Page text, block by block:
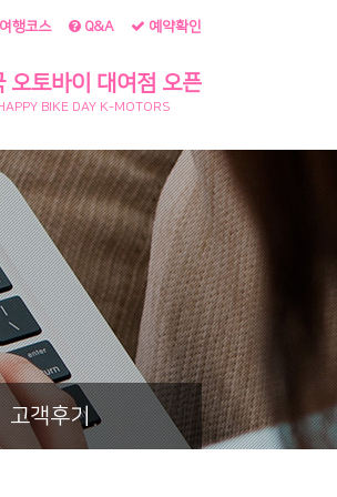
여행코스 Q&A 예약확인
오토바이 대여점 오픈
BIKE DAY K-MOTORS
고객후기